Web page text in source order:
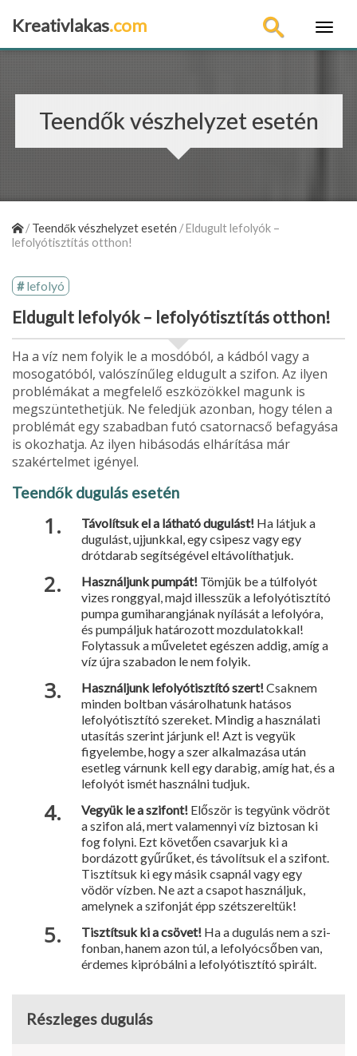
Kreativlakas.com
Teendők vészhelyzet esetén
/Teendők vészhelyzet esetén /Eldugult lefolyók –
lefolyótisztítás otthon!
lefolyó
Eldugult lefolyók – lefolyótisztítás otthon!
Ha a víz nem folyik le a mosdóból, a kádból vagy a
mosogatóból, valószínűleg eldugult a szifon. Az ilyen
problémákat a megfelelő eszközökkel magunk is
megszüntethetjük. Ne feledjük azon­ban, hogy télen a
problémát egy szabadban futó csatornacső befagyása
is okozhatja. Az ilyen hibásodás elhárítása már
szakértelmet igényel.
Teendők dugulás esetén
Távolítsuk el a látható dugulást! Ha látjuk a
dugulást, ujjunkkal, egy csipesz vagy egy
drótdarab segítségével eltávolíthatjuk.
Használjunk pumpát! Tömjük be a túlfolyót
vizes ronggyal, majd illesszük a lefolyótisztító
pumpa gumi­harangjának nyílását a lefolyóra,
és pumpáljuk határo­zott mozdulatokkal!
Folytassuk a műveletet egészen addig, amíg a
víz újra szabadon le nem folyik.
Használjunk lefolyótisztító szert!Csaknem
minden boltban vásárolhatunk hatásos
lefolyótisztító szereket. Mindig a használati
utasítás szerint járjunk el! Azt is vegyük
figyelembe, hogy a szer alkalmazása után
esetleg várnunk kell egy darabig, amíg hat, és a
lefolyót ismét használni tudjuk.
Vegyük le a szifont! Először is tegyünk vödröt
a szifon alá, mert vala­mennyi víz biztosan ki
fog folyni. Ezt követően csavarjuk ki a
bordázott gyűrűket, és távolítsuk el a szifont.
Tisztítsuk ki egy másik csapnál vagy egy
vödör vízben. Ne azt a csapot használjuk,
amelynek a szifonját épp szétszereltük!
Tisztítsuk ki a csövet! Ha a dugulás nem a szi­
fonban, hanem azon túl, a lefolyócsőben van,
érdemes kipróbálni a lefolyótisztító spirált.
Részleges dugulás
×